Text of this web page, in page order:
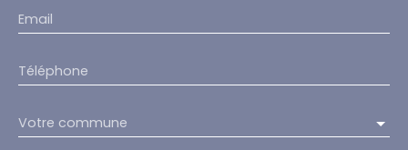
Email
Téléphone
Votre commune